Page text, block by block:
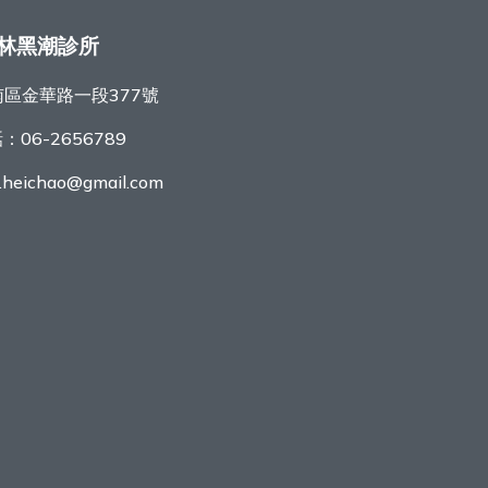
黑潮診所
區金華路一段377號
06-2656789